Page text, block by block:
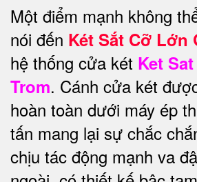
Một điểm mạnh không
nói đến Két Sắt Cỡ Lớn
hệ thống cửa két Ket
Trom. Cánh cửa két
hoàn toàn dưới máy ép
tấn mang lại sự chắc
chịu tác động mạnh va